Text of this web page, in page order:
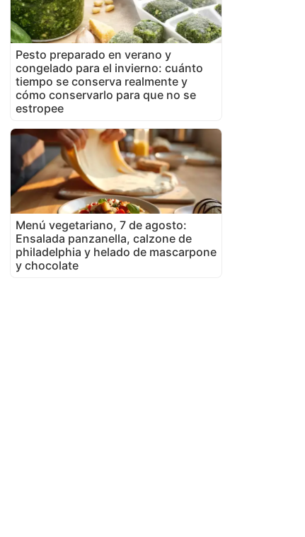
Pesto preparado en verano y
congelado para el invierno: cuánto
tiempo se conserva realmente y
cómo conservarlo para que no se
estropee
Menú vegetariano, 7 de agosto:
Ensalada panzanella, calzone de
philadelphia y helado de mascarpone
y chocolate